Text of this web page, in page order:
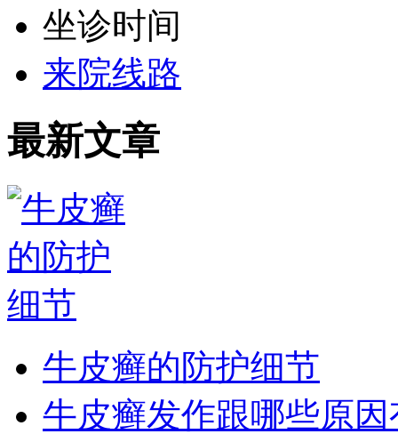
坐诊时间
来院线路
最新文章
牛皮癣的防护细节
牛皮癣发作跟哪些原因